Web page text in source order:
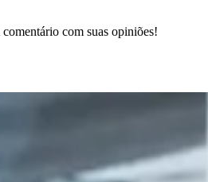
com suas opiniões!